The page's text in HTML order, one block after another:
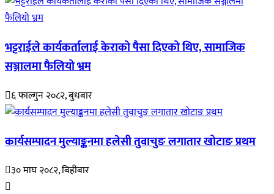
भट्टराईले कार्यकर्तालाई केराको पैसा दिएको थिए, सामाजिक
सञ्जालमा फैलियो भ्रम
६ फाल्गुन २०८२, बुधबार
कार्यसम्पादन मुल्याङ्कनमा हलेसी तुवाचुङ लगातार खोटाङ प्रथम
३० माघ २०८२, बिहीबार